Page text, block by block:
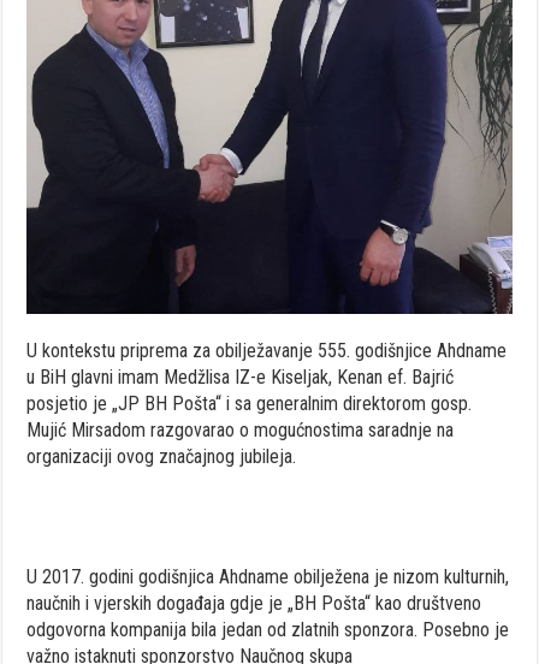
U kontekstu priprema za obilježavanje 555. godišnjice Ahdname
u BiH glavni imam Medžlisa IZ-e Kiseljak, Kenan ef. Bajrić
posjetio je „JP BH Pošta“ i sa generalnim direktorom gosp.
Mujić Mirsadom razgovarao o mogućnostima saradnje na
organizaciji ovog značajnog jubileja.
U 2017. godini godišnjica Ahdname obilježena je nizom kulturnih,
naučnih i vjerskih događaja gdje je „BH Pošta“ kao društveno
odgovorna kompanija bila jedan od zlatnih sponzora. Posebno je
važno istaknuti sponzorstvo Naučnog skupa